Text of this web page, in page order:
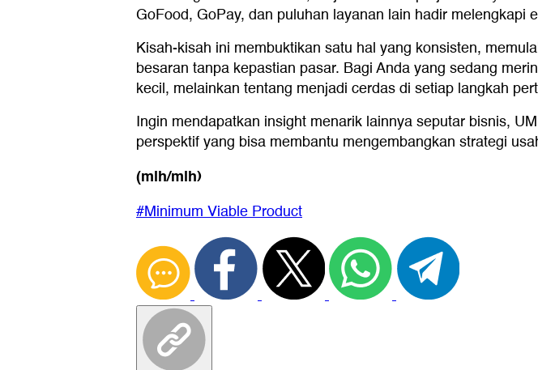
GoFood, GoPay, dan puluhan layanan lain hadir melengkapi
Kisah-kisah ini membuktikan satu hal yang konsisten,
besaran tanpa kepastian pasar. Bagi Anda yang sedang
kecil, melainkan tentang menjadi cerdas di setiap langkah
Ingin mendapatkan insight menarik lainnya seputar bisnis,
perspektif yang bisa membantu mengembangkan strategi
(mlh/mlh)
#Minimum Viable Product